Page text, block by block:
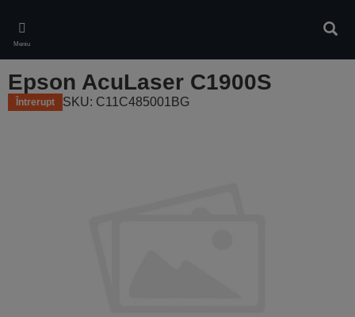
main
content
Meniu
Epson AcuLaser C1900S
Întrerupt SKU: C11C485001BG